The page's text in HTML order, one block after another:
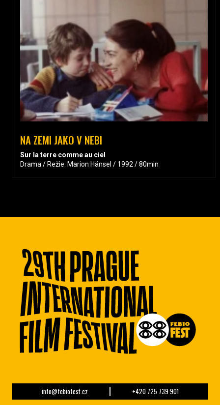
NA ZEMI JAKO V NEBI
Sur la terre comme au ciel
Drama / Režie: Marion Hänsel / 1992 / 80min
info@febiofest.cz +420 725 739 901